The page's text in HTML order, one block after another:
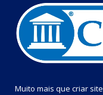
Muito mais que criar site